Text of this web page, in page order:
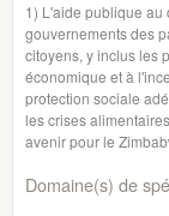
1) L'aide publique au
gouvernements des
citoyens, y inclus les
économique et à
protection sociale
les crises
avenir pour le
Domaine(s) de